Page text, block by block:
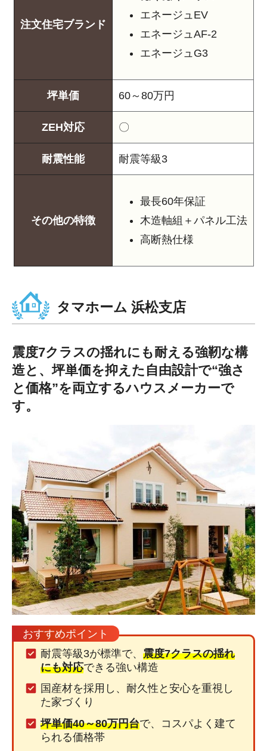
注文住宅ブランド
エネージュEV
エネージュAF-2
エネージュG3
坪単価 60～80万円
ZEH対応 〇
耐震性能 耐震等級3
その他の特徴
最長60年保証
木造軸組＋パネル工法
高断熱仕様
タマホーム 浜松支店
震度7クラスの揺れにも耐える強靭な構
造と、坪単価を抑えた自由設計で“強さ
と価格”を両立するハウスメーカーで
す。
おすすめポイント
耐震等級3が標準で、 震度7クラスの揺れ
にも対応できる強い構造
国産材を採用し、耐久性と安心を重視し
た家づくり
坪単価40～80万円台で、コスパよく建て
られる価格帯